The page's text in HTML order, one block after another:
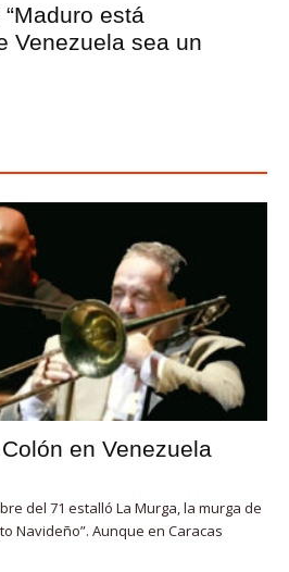
está
Venezuela sea un
en Venezuela
del 71 estalló La Murga, la murga de
Navideño”. Aunque en Caracas